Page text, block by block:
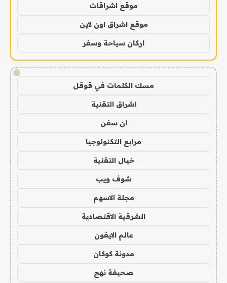
موقع اشراقات
موقع اشراق اون لاين
اركان سياحة وسفر
!
مسك الكلمات في قوقل
اشراق التقنية
ان سفن
مرابع التكنولوجيا
خيال التقنية
شوف ويب
مجلة الاسهم
الشرقية الاقتصادية
عالم الايفون
مدونة كوكان
صحيفة نهج